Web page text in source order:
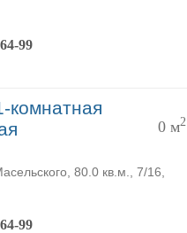
99
комнатная
0 м2
80.0 кв.м., 7/16,
99